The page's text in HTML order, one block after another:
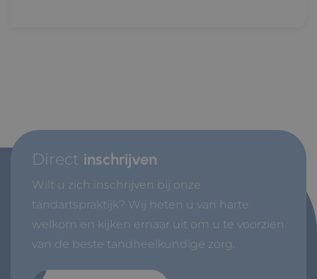
Direct inschrijven
Wilt u zich inschrijven bij onze
tandartspraktijk? Wij heten u van harte
welkom en kijken ernaar uit om u te voorzien
van de beste tandheelkundige zorg.